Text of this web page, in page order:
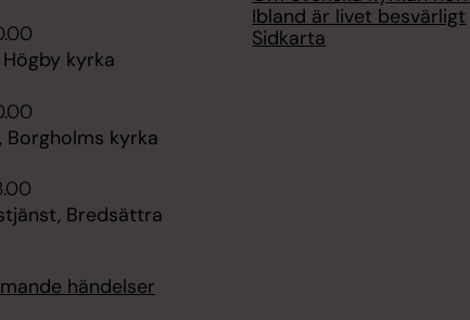
kyrka
Borgholms kyrka
Bredsättra
händelser
Ibland är livet besvärligt
Sidkarta